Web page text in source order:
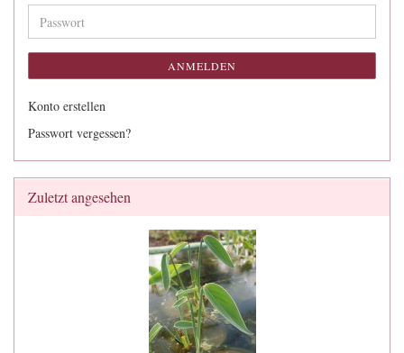
Adresse
Passwort
ANMELDEN
Konto erstellen
Passwort vergessen?
Zuletzt angesehen